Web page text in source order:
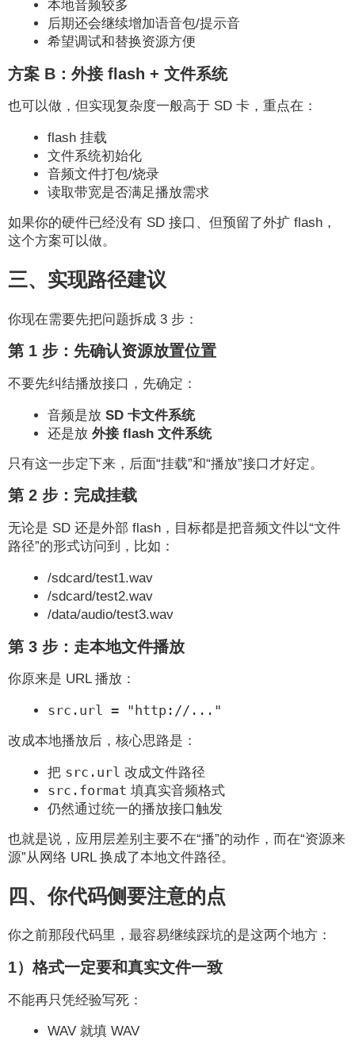
本地音频较多
后期还会继续增加语音包/提示音
希望调试和替换资源方便
方案 B：外接 flash + 文件系统
也可以做，但实现复杂度一般高于 SD 卡，重点在：
flash 挂载
文件系统初始化
音频文件打包/烧录
读取带宽是否满足播放需求
如果你的硬件已经没有 SD 接口、但预留了外扩 flash，
这个方案可以做。
三、实现路径建议
你现在需要先把问题拆成 3 步：
第 1 步：先确认资源放置位置
不要先纠结播放接口，先确定：
音频是放SD 卡文件系统
还是放外接 flash 文件系统
只有这一步定下来，后面“挂载”和“播放”接口才好定。
第 2 步：完成挂载
无论是 SD 还是外部 flash，目标都是把音频文件以“文件
路径”的形式访问到，比如：
/sdcard/test1.wav
/sdcard/test2.wav
/data/audio/test3.wav
第 3 步：走本地文件播放
你原来是 URL 播放：
src.url = "http://..."
改成本地播放后，核心思路是：
把 src.url 改成文件路径
src.format 填真实音频格式
仍然通过统一的播放接口触发
也就是说，应用层差别主要不在“播”的动作，而在“资源来
源”从网络 URL 换成了本地文件路径。
四、你代码侧要注意的点
你之前那段代码里，最容易继续踩坑的是这两个地方：
1）格式一定要和真实文件一致
不能再只凭经验写死：
WAV 就填 WAV